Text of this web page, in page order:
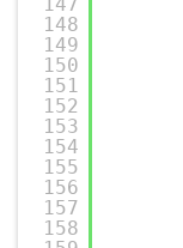
148
149
150
151
152
153
154
155
156
157
158